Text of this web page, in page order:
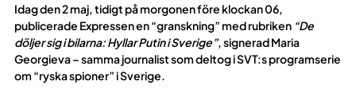
Idag den 2 maj, tidigt på morgonen före klockan 06,
publicerade Expressen en “granskning” med rubriken “De
döljer sig i bilarna: Hyllar Putin i Sverige”, signerad Maria
Georgieva – samma journalist som deltog i SVT:s programserie
om “ryska spioner” i Sverige.